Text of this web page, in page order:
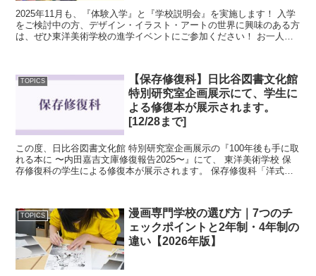
2025年11月も、『体験入学』と『学校説明会』を実施します！ 入学
をご検討中の方、デザイン・イラスト・アートの世界に興味のある方
は、ぜひ東洋美術学校の進学イベントにご参加ください！ お一人で
TOPICS
【保存修復科】日比谷図書文化館
特別研究室企画展示にて、学生に
よる修復本が展示されます。
[12/28まで]
この度、日比谷図書文化館 特別研究室企画展示の『100年後も手に取
れる本に 〜内田嘉吉文庫修復報告2025〜』にて、 東洋美術学校 保
存修復科の学生による修復本が展示されます。 保存修復科「洋式製
TOPICS
漫画専門学校の選び方｜7つのチ
ェックポイントと2年制・4年制の
違い【2026年版】